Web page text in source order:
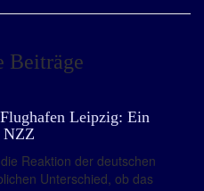
Beiträge
Leipzig: Ein
NZZ
Reaktion der deutschen
Unterschied, ob das